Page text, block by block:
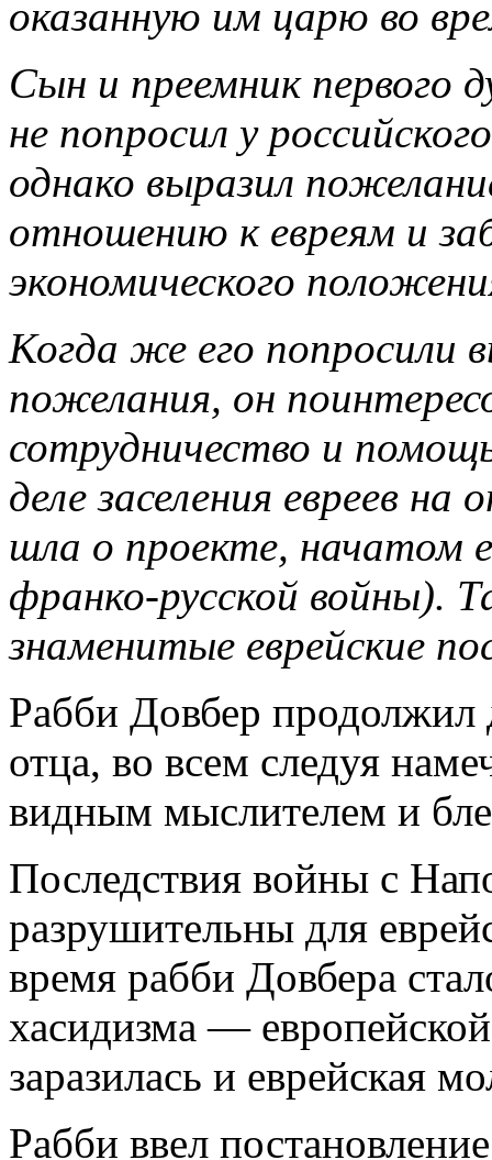
оказанную им царю во
Сын и преемник первого
не попросил у
однако выразил
отношению к евреям и
экономического
Когда же его попросили
пожелания, он
сотрудничество и
деле заселения евреев
шла о проекте, начатом
франко-русской войны).
знаменитые еврейские
Рабби Довбер продолжил
отца, во всем следуя
видным мыслителем и
Последствия войны с
разрушительны для
время рабби Довбера
хасидизма —
заразилась и еврейская
Рабби ввел